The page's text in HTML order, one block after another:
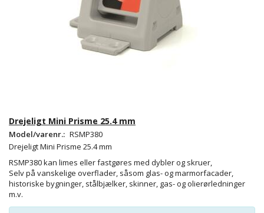
Drejeligt Mini Prisme 25.4 mm
Model/varenr.: RSMP380
Drejeligt Mini Prisme 25.4 mm
RSMP380 kan limes eller fastgøres med dybler og skruer,
Selv på vanskelige overflader, såsom glas- og marmorfacader,
historiske bygninger, stålbjælker, skinner, gas- og olierørledninger
m.v.